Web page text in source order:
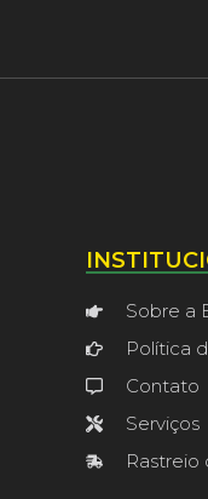
Sobre a
Política
Contato
Serviços